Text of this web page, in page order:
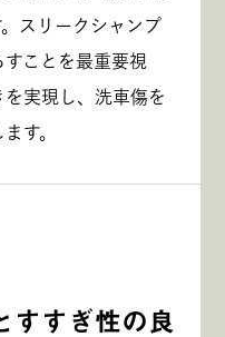
スリークシャンプ
ことを最重要視
実現し、洗車傷を
す。
すすぎ性の良